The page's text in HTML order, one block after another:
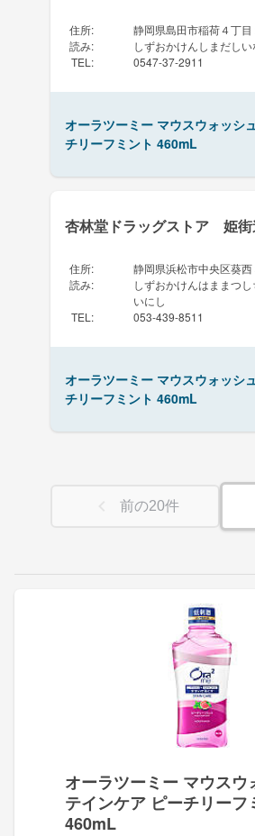
オーラツーミー マウスウ
テインケア ピーチリーフ
460mL
住所:
静岡県島田市稲荷４丁目
読み:
しずおかけんしまだしい
TEL : 0547-37-2911
オーラツーミー マウスウォッシ
チリーフミント 460mL
杏林堂ドラッグストア 姫街
住所:
静岡県浜松市中央区葵西
読み:
しずおかけんはままつ
いにし
TEL : 053-439-8511
オーラツーミー マウスウォッシ
チリーフミント 460mL
前の20件